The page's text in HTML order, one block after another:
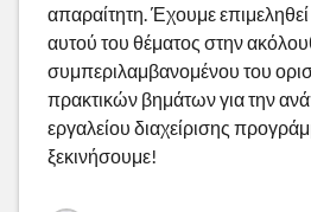
απαραίτητη. Έχουμε επιμεληθεί
αυτού του θέματος στην
συμπεριλαμβανομένου του
πρακτικών βημάτων για την
εργαλείου διαχείρισης
ξεκινήσουμε!